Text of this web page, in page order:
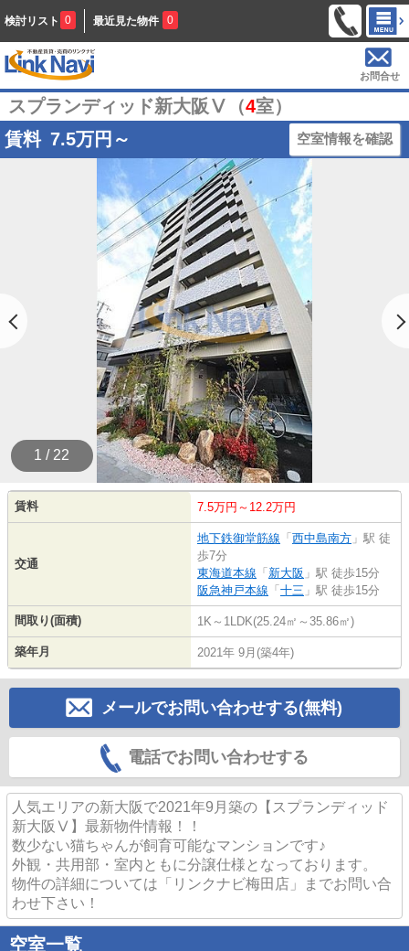
検討リスト 0 最近見た物件 0
お問合せ
スプランディッド新大阪Ⅴ（4室）
賃料 7.5万円～ 空室情報を確認
1 / 22
賃料 7.5万円～12.2万円
交通
地下鉄御堂筋線 「 西中島南方 」駅 徒
歩7分
東海道本線 「 新大阪 」駅 徒歩15分
阪急神戸本線 「 十三 」駅 徒歩15分
間取り(面積) 1K～1LDK(25.24㎡～35.86㎡)
築年月 2021年 9月(築4年)
メールでお問い合わせする(無料)
電話でお問い合わせする
人気エリアの新大阪で2021年9月築の【スプランディッド
新大阪Ⅴ】最新物件情報！！
数少ない猫ちゃんが飼育可能なマンションです♪
外観・共用部・室内ともに分譲仕様となっております。
物件の詳細については「リンクナビ梅田店」までお問い合
わせ下さい！
空室一覧